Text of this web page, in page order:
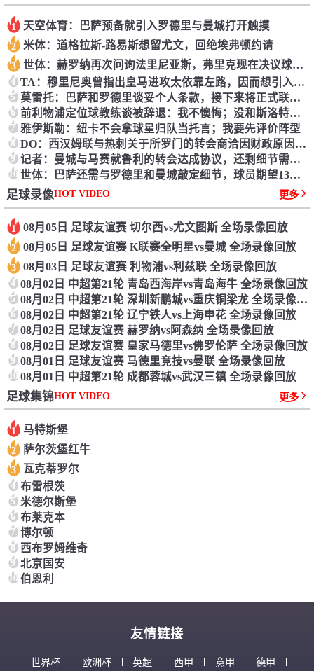
1 天空体育：巴萨预备就引入罗德里与曼城打开触摸
2 米体：道格拉斯-路易斯想留尤文，回绝埃弗顿约请
3 世体：赫罗纳再次问询法里尼亚斯，弗里克现在决议球员留队
4 TA：穆里尼奥曾指出皇马进攻太依靠左路，因而想引入迪奥曼德
5 莫雷托：巴萨和罗德里谈妥个人条款，接下来将正式联络曼城
6 前利物浦定位球教练谈被辞退：我不懊悔；没和斯洛特闹翻
7 雅伊斯勒：纽卡不会拿球星归队当托言；我要先评价阵型
8 DO：西汉姆联与热刺关于所罗门的转会商洽因财政原因阻滞
9 记者：曼城与马赛就鲁利的转会达成协议，还剩细节需求敲定
10 世体：巴萨还需与罗德里和曼城敲定细节，球员期望13日前处理
足球录像HOT VIDEO 更多
1 08月05日 足球友谊赛 切尔西vs尤文图斯 全场录像回放
2 08月05日 足球友谊赛 K联赛全明星vs曼城 全场录像回放
3 08月03日 足球友谊赛 利物浦vs利兹联 全场录像回放
4 08月02日 中超第21轮 青岛西海岸vs青岛海牛 全场录像回放
5 08月02日 中超第21轮 深圳新鹏城vs重庆铜梁龙 全场录像回放
6 08月02日 中超第21轮 辽宁铁人vs上海申花 全场录像回放
7 08月02日 足球友谊赛 赫罗纳vs阿森纳 全场录像回放
8 08月02日 足球友谊赛 皇家马德里vs佛罗伦萨 全场录像回放
9 08月01日 足球友谊赛 马德里竞技vs曼联 全场录像回放
1008月01日 中超第21轮 成都蓉城vs武汉三镇 全场录像回放
足球集锦HOT VIDEO 更多
1 马特斯堡
2 萨尔茨堡红牛
3 瓦克蒂罗尔
4 布雷根茨
5 米德尔斯堡
6 布莱克本
7 博尔顿
8 西布罗姆维奇
9 北京国安
10伯恩利
友情链接
世界杯 欧洲杯 英超 西甲 意甲 德甲